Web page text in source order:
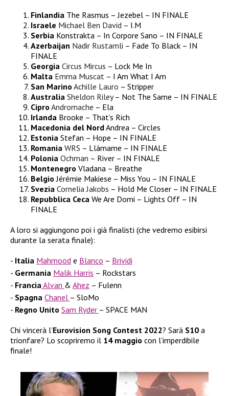
Finlandia The Rasmus – Jezebel – IN FINALE
Israele Michael Ben David – I.M
Serbia Konstrakta – In Corpore Sano – IN FINALE
Azerbaijan Nadir Rustamli – Fade To Black – IN
FINALE
Georgia Circus Mircus – Lock Me In
Malta Emma Muscat – I Am What I Am
San Marino Achille Lauro – Stripper
Australia Sheldon Riley– Not The Same – IN FINALE
Cipro Andromache – Ela
Irlanda Brooke – That’s Rich
Macedonia del NordAndrea – Circles
Estonia Stefan – Hope – IN FINALE
Romania WRS – Llámame – IN FINALE
Polonia Ochman – River – IN FINALE
Montenegro Vladana – Breathe
Belgio Jérémie Makiese – Miss You – IN FINALE
Svezia Cornelia Jakobs – Hold Me Closer – IN FINALE
Repubblica Ceca We Are Domi – Lights Off – IN
FINALE
A loro si aggiungono poi i già finalisti (che vedremo esibirsi
durante la serata finale):
Italia Mahmood e Blanco – Brividi
Germania Malik Harris – Rockstars
Francia Alvan & Ahez – Fulenn
Spagna Chanel – SloMo
Regno Unito Sam Ryder – SPACE MAN
Chi vincerà l’Eurovision Song Contest 2022? Sarà S10 a
trionfare? Lo scopriremo il 14 maggio con l’imperdibile
finale!